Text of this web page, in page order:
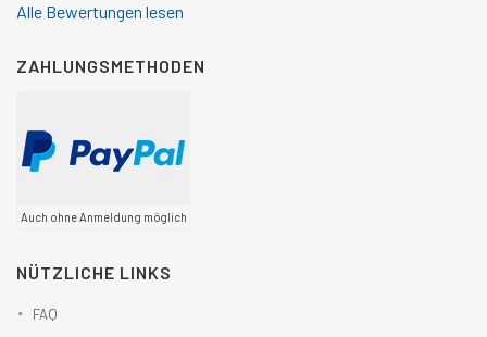
Alle Bewertungen lesen
ZAHLUNGSMETHODEN
Auch ohne Anmeldung möglich
NÜTZLICHE LINKS
FAQ